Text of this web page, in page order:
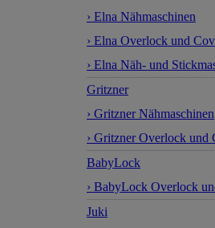
› Elna Nähmaschinen
› Elna Overlock und
› Elna Näh- und
Gritzner
› Gritzner Nähmaschinen
› Gritzner Overlock und
BabyLock
› BabyLock Overlock
Juki